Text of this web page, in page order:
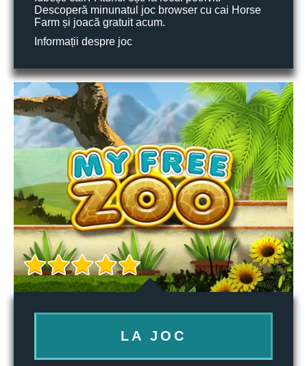
Descoperă minunatul joc browser cu cai Horse
Farm și joacă gratuit acum.
Informații despre joc
LA JOC